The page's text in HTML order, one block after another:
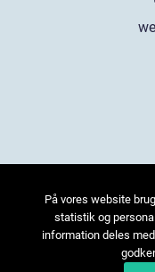
På vores website
statistik og
information deles